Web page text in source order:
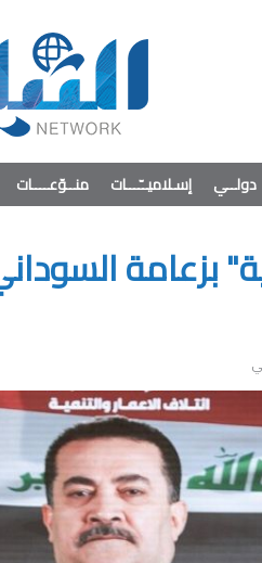
دولــي إسـلاميــّـــات منــوّعــــات
بزعامة